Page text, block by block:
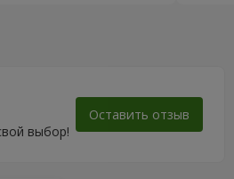
выбор!
Оставить отзыв